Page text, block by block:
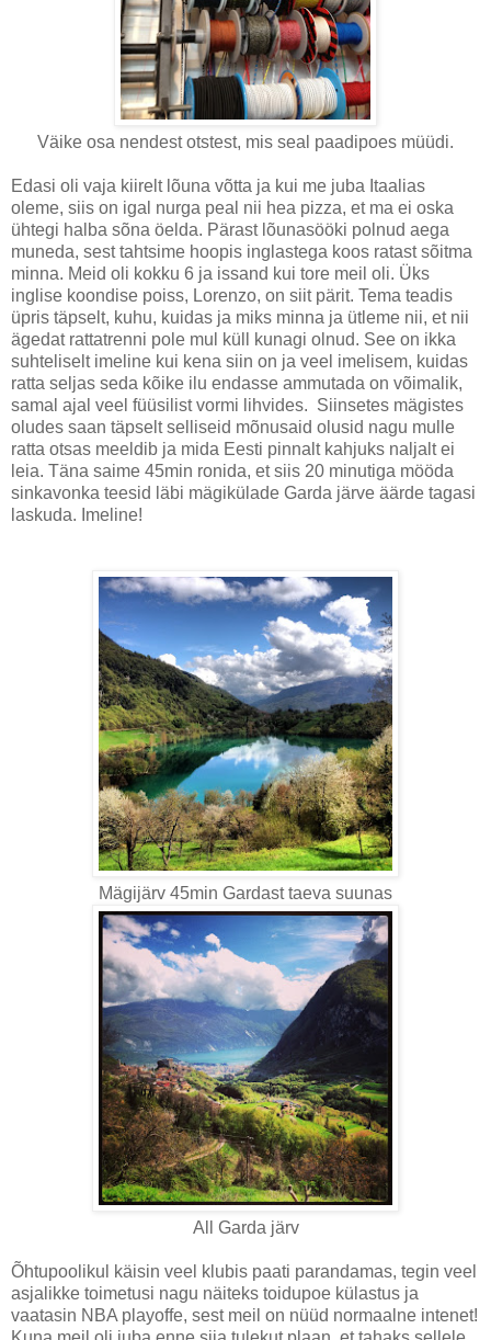
Väike osa nendest otstest, mis seal paadipoes müüdi.
Edasi oli vaja kiirelt lõuna võtta ja kui me juba Itaalias
oleme, siis on igal nurga peal nii hea pizza, et ma ei oska
ühtegi halba sõna öelda. Pärast lõunasööki polnud aega
muneda, sest tahtsime hoopis inglastega koos ratast sõitma
minna. Meid oli kokku 6 ja issand kui tore meil oli. Üks
inglise koondise poiss, Lorenzo, on siit pärit. Tema teadis
üpris täpselt, kuhu, kuidas ja miks minna ja ütleme nii, et nii
ägedat rattatrenni pole mul küll kunagi olnud. See on ikka
suhteliselt imeline kui kena siin on ja veel imelisem, kuidas
ratta seljas seda kõike ilu endasse ammutada on võimalik,
samal ajal veel füüsilist vormi lihvides. Siinsetes mägistes
oludes saan täpselt selliseid mõnusaid olusid nagu mulle
ratta otsas meeldib ja mida Eesti pinnalt kahjuks naljalt ei
leia. Täna saime 45min ronida, et siis 20 minutiga mööda
sinkavonka teesid läbi mägikülade Garda järve äärde tagasi
laskuda. Imeline!
Mägijärv 45min Gardast taeva suunas
All Garda järv
Õhtupoolikul käisin veel klubis paati parandamas, tegin veel
asjalikke toimetusi nagu näiteks toidupoe külastus ja
vaatasin NBA playoffe, sest meil on nüüd normaalne intenet!